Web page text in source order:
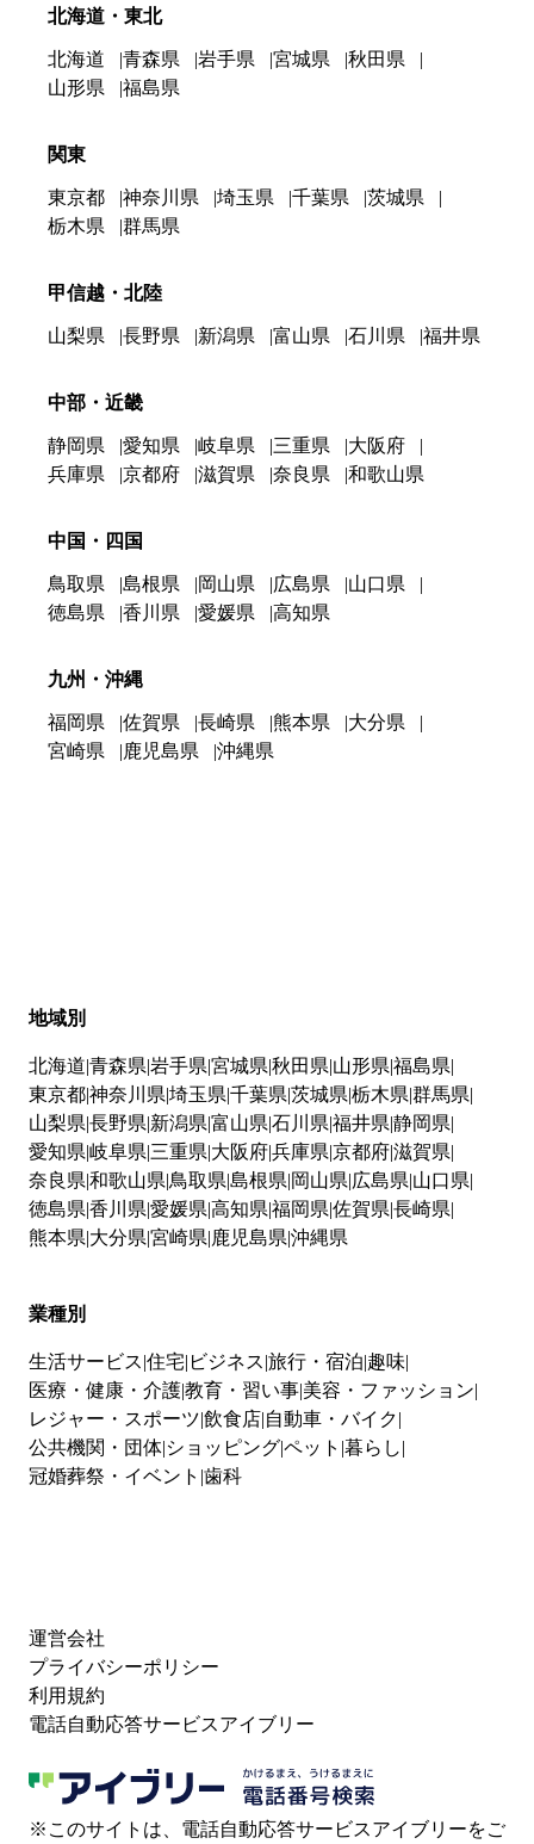
北海道・東北
北海道 青森県 岩手県 宮城県
秋田県
山形県
福島県
関東
東京都 神奈川県 埼玉県 千葉県
茨城県
栃木県
群馬県
甲信越・北陸
山梨県 長野県 新潟県 富山県 石川県 福井県
中部・近畿
静岡県 愛知県 岐阜県 三重県
大阪府
兵庫県
京都府 滋賀県 奈良県 和歌山県
中国・四国
鳥取県 島根県 岡山県 広島県
山口県
徳島県
香川県 愛媛県 高知県
九州・沖縄
福岡県 佐賀県 長崎県 熊本県
大分県
宮崎県
鹿児島県 沖縄県
地域別
北海道 青森県 岩手県 宮城県 秋田県 山形県 福島県
東京都神奈川県 埼玉県 千葉県 茨城県 栃木県 群馬県
山梨県 長野県 新潟県 富山県 石川県 福井県 静岡県
愛知県 岐阜県 三重県 大阪府兵庫県 京都府滋賀県
奈良県 和歌山県 鳥取県 島根県 岡山県 広島県 山口県
徳島県 香川県 愛媛県 高知県 福岡県 佐賀県 長崎県
熊本県 大分県 宮崎県 鹿児島県 沖縄県
業種別
生活サービス 住宅 ビジネス 旅行・宿泊 趣味
医療・健康・介護教育・習い事 美容・ファッション
レジャー・スポーツ 飲食店 自動車・バイク
公共機関・団体 ショッピングペット 暮らし
冠婚葬祭・イベント 歯科
運営会社
プライバシーポリシー
利用規約
電話自動応答サービスアイブリー
※このサイトは、電話自動応答サービスアイブリーをご